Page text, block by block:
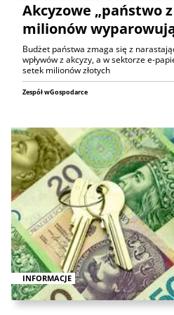
Akcyzowe „państwo
milionów
Budżet państwa zmaga się z
wpływów z akcyzy, a w sektorze e-
setek milionów złotych
Zespół wGospodarce
INFORMACJE